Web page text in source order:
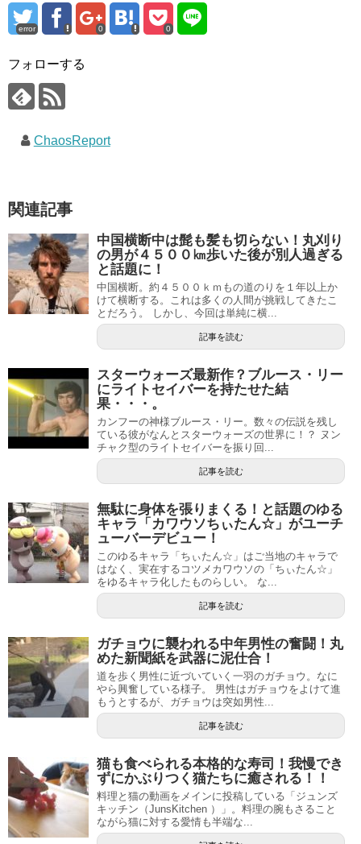
error 0 0
フォローする
ChaosReport
関連記事
中国横断中は髭も髪も切らない！丸刈り
の男が４５００㎞歩いた後が別人過ぎる
と話題に！
中国横断。約４５００ｋｍもの道のりを１年以上か
けて横断する。これは多くの人間が挑戦してきたこ
とだろう。 しかし、今回は単純に横...
記事を読む
スターウォーズ最新作？ブルース・リー
にライトセイバーを持たせた結
果・・・。
カンフーの神様ブルース・リー。数々の伝説を残し
ている彼がなんとスターウォーズの世界に！？ ヌン
チャク型のライトセイバーを振り回...
記事を読む
無駄に身体を張りまくる！と話題のゆる
キャラ「カワウソちぃたん☆」がユーチ
ューバーデビュー！
このゆるキャラ「ちぃたん☆」はご当地のキャラで
はなく、実在するコツメカワウソの「ちぃたん☆」
をゆるキャラ化したものらしい。 な...
記事を読む
ガチョウに襲われる中年男性の奮闘！丸
めた新聞紙を武器に泥仕合！
道を歩く男性に近づいていく一羽のガチョウ。なに
やら興奮している様子。 男性はガチョウをよけて進
もうとするが、ガチョウは突如男性...
記事を読む
猫も食べられる本格的な寿司！我慢でき
ずにかぶりつく猫たちに癒される！！
料理と猫の動画をメインに投稿している「ジュンズ
キッチン（JunsKitchen ）」。料理の腕もさること
ながら猫に対する愛情も半端な...